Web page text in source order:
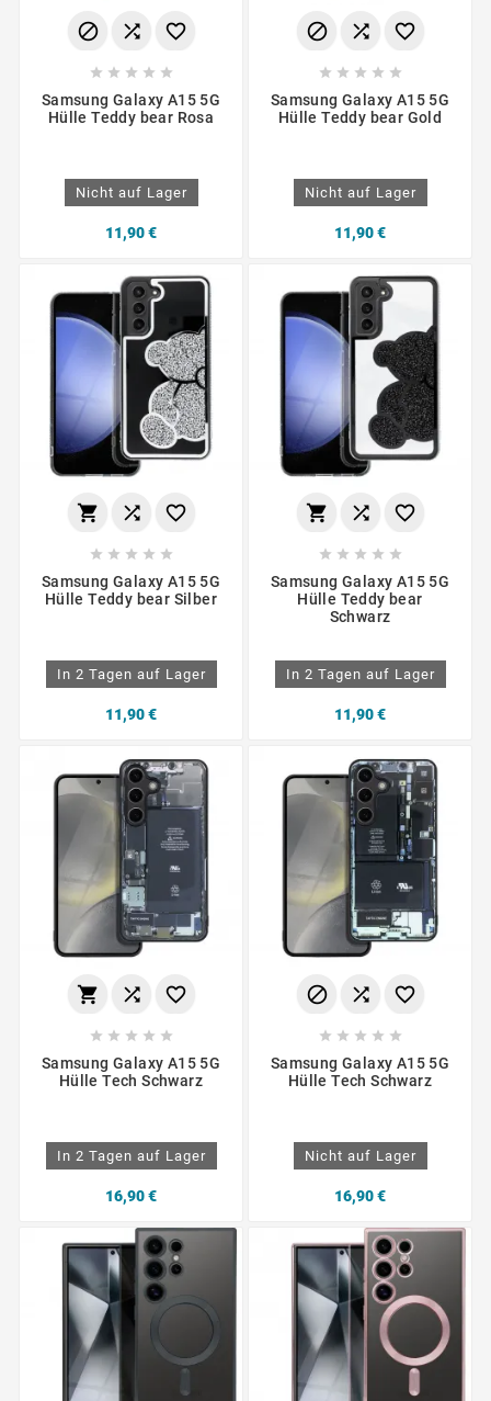
  
    
Samsung Galaxy A15 5G
Hülle Teddy bear Rosa
Nicht auf Lager
11,90 €
  
    
Samsung Galaxy A15 5G
Hülle Teddy bear Gold
Nicht auf Lager
11,90 €
  
    
Samsung Galaxy A15 5G
Hülle Teddy bear Silber
In 2 Tagen auf Lager
11,90 €
  
    
Samsung Galaxy A15 5G
Hülle Teddy bear
Schwarz
In 2 Tagen auf Lager
11,90 €
  
    
Samsung Galaxy A15 5G
Hülle Tech Schwarz
In 2 Tagen auf Lager
16,90 €
  
    
Samsung Galaxy A15 5G
Hülle Tech Schwarz
Nicht auf Lager
16,90 €